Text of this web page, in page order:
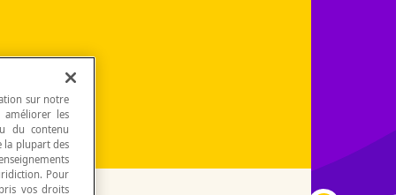
sur notre
améliorer les
du contenu
la plupart des
Pour
vos droits